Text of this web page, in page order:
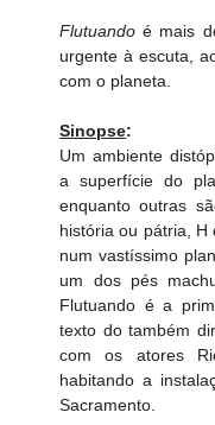
Flutuando é mais
urgente à escuta,
com o planeta.
Sinopse:
Um ambiente
a superfície do
enquanto outras
história ou pátria, H
num vastíssimo
um dos pés
Flutuando é a
texto do também
com os atores
habitando a
Sacramento.